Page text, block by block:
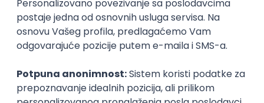
04.09.2026.
C++ Python QoS C Embedded Intermediate
Senior Software Engineer - C++ -
Platform - Romania
Arista Networks
Remote